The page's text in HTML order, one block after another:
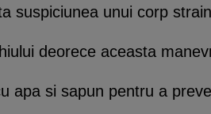
suspiciunea unui corp strain
deorece aceasta
apa si sapun pentru a